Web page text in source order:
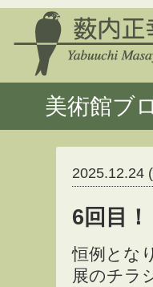
美術館ブ
2025.12.24
6回目！
恒例とな
展のチラ